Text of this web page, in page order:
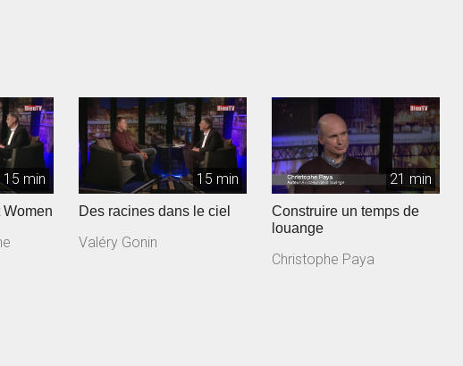
15 min 15 min
Des racines dans le ciel
Valéry Gonin
21 min
Construire un temps de
louange
Christophe Paya